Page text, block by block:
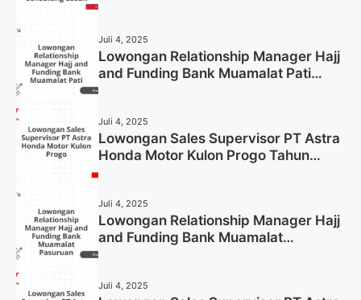
Juli 4, 2025
Lowongan Relationship Manager Hajj
and Funding Bank Muamalat Pati
Juli 4, 2025
Lowongan Sales Supervisor PT Astra
Honda Motor Kulon Progo Tahun
Juli 4, 2025
Lowongan Relationship Manager Hajj
and Funding Bank Muamalat
Juli 4, 2025